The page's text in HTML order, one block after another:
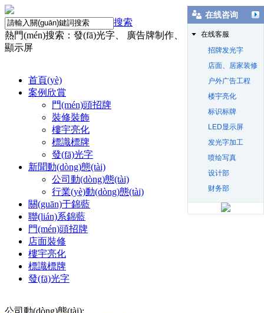
搜索
熱門(mén)搜索：發(fā)光字、 廣告牌制作、 店面裝修、 LED
顯示屏
首頁(yè)
案例欣賞
門(mén)頭招牌
裝修裝飾
樓宇亮化
標識標牌
發(fā)光字
新聞動(dòng)態(tài)
公司動(dòng)態(tài)
行業(yè)動(dòng)態(tài)
關(guān)于錦藍
聯(lián)系錦藍
門(mén)頭招牌
店面裝修
樓宇亮化
標識標牌
發(fā)光字
公司動(dòng)態(tài):
在线咨询
在线客服
招牌发光字
店面、居家装修
户外广告工程
楼宇亮化
标识标牌
LED显示屏
发光字加工
喷绘写真
设计部
财务部